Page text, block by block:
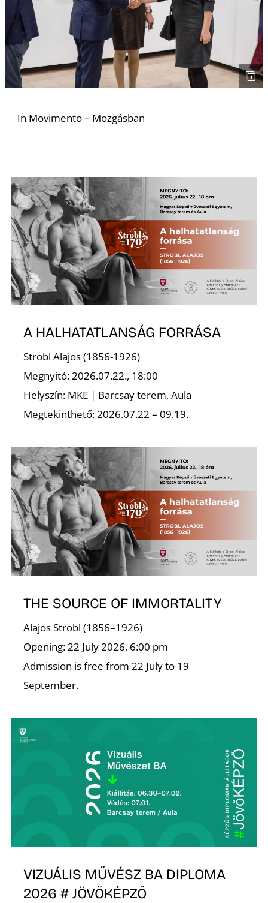
In Movimento – Mozgásban
A HALHATATLANSÁG FORRÁSA
Strobl Alajos (1856-1926)
Megnyitó: 2026.07.22., 18:00
Helyszín: MKE | Barcsay terem, Aula
Megtekinthető: 2026.07.22 – 09.19.
THE SOURCE OF IMMORTALITY
Alajos Strobl (1856–1926)
Opening: 22 July 2026, 6:00 pm
Admission is free from 22 July to 19
September.
VIZUÁLIS MŰVÉSZ BA DIPLOMA
2026 # JÖVŐKÉPZŐ